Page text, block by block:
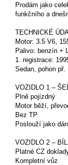
Prodám jako
funkčního a
TECHNICKÉ
Motor: 3.5 V6,
Palivo: benzín +
1. registrace:
Sedan, pohon př.
VOZIDLO 1 –
Plně pojízdný
Motor běží,
Bez TP
Poslouží jako
VOZIDLO 2 –
Platné CZ
Kompletní vůz